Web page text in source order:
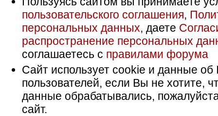
пользовательского соглашения,
персональных данных, даете
распространение персональных
соглашаетесь с правилами форума
Сайт использует cookie и данные об
пользователей, если Вы не хотите,
данные обрабатывались,
сайт.